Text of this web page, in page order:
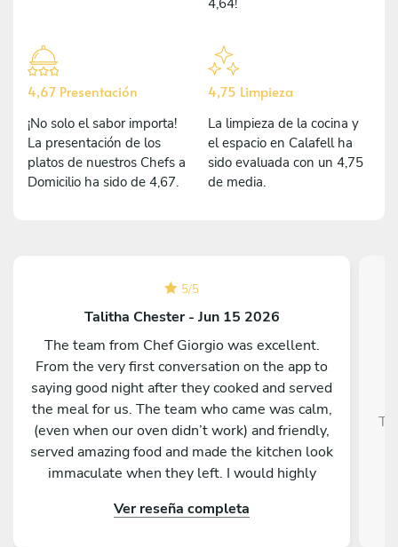
4,67 Presentación
¡No solo el sabor importa!
La presentación de los
platos de nuestros Chefs a
Domicilio ha sido de 4,67.
4,75 Limpieza
La limpieza de la cocina y
el espacio en Calafell ha
sido evaluada con un 4,75
de media.
5/5
Talitha Chester - Jun 15 2026
The team from Chef Giorgio was excellent.
From the very first conversation on the app to
saying good night after they cooked and served
the meal for us. The team who came was calm,
(even when our oven didn’t work) and friendly,
served amazing food and made the kitchen look
immaculate when they left. I would highly
really impressed by the menu, service and food.
Ver reseña completa